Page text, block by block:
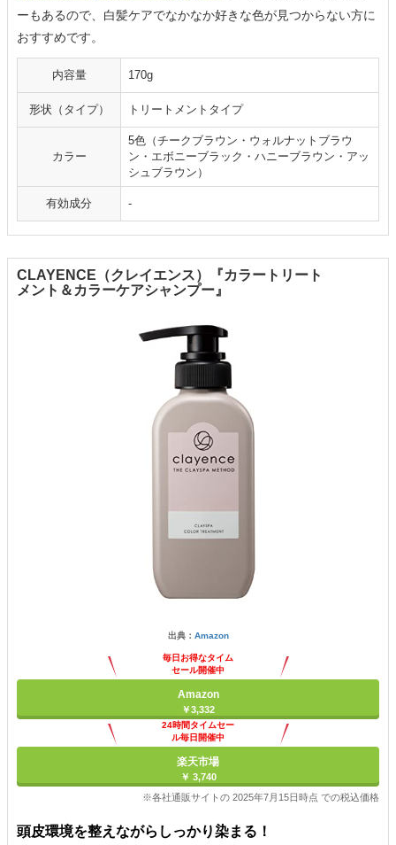
ーもあるので、白髪ケアでなかなか好きな色が見つからない方に
おすすめです。
内容量 170g
形状（タイプ） トリートメントタイプ
カラー
5色（チークブラウン・ウォルナットブラウ
ン・エボニーブラック・ハニーブラウン・アッ
シュブラウン）
有効成分 -
CLAYENCE（クレイエンス）『カラートリート
メント＆カラーケアシャンプー』
出典： Amazon
毎日お得なタイム
セール開催中
Amazon
￥3,332
24時間タイムセー
ル毎日開催中
楽天市場
￥ 3,740
※各社通販サイトの 2025年7月15日時点 での税込価格
頭皮環境を整えながらしっかり染まる！